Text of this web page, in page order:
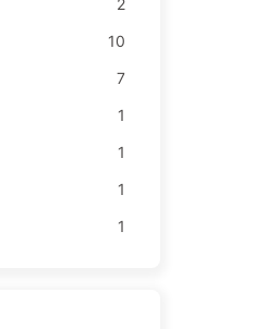
2
10
7
1
1
1
1